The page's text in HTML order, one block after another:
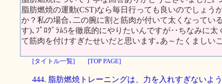
脂肪燃焼の運動(CST)なら毎日行っても良いのでしょう
か？私の場合､二の腕に割と筋肉が付いて太くなってい
す)､ﾌﾟﾛｸﾞﾗﾑ5を徹底的にやりたいんですが･･ちなみに
て筋肉を付けすぎたせいだと思います｡あ～たくましい
[タイトル一覧] [TOP PAGE]
444. 脂肪燃焼トレーニングは、力を入れすぎないよ